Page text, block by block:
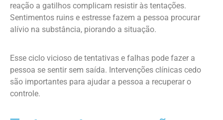
reação a gatilhos complicam resistir às tentações.
Sentimentos ruins e estresse fazem a pessoa procurar
alívio na substância, piorando a situação.
Esse ciclo vicioso de tentativas e falhas pode fazer a
pessoa se sentir sem saída. Intervenções clínicas cedo
são importantes para ajudar a pessoa a recuperar o
controle.